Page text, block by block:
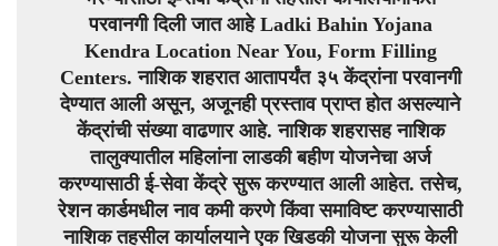
परवानगी दिली जात आहे Ladki Bahin Yojana
Kendra Location Near You, Form Filling
Centers. नाशिक शहरात आतापर्यंत ३५ केंद्रांना परवानगी
देण्यात आली असून, अजूनही प्रस्ताव प्राप्त होत असल्याने
केंद्रांची संख्या वाढणार आहे. नाशिक शहरासह नाशिक
तालुक्यातील महिलांना लाडकी बहीण योजनेचा अर्ज
करण्यासाठी ई-सेवा केंद्रे सुरू करण्यात आली आहेत. तसेच,
रेशन कार्डमधील नाव कमी करणे किंवा समाविष्ट करण्यासाठी
नाशिक तहसील कार्यालयाने एक खिडकी योजना सुरू केली